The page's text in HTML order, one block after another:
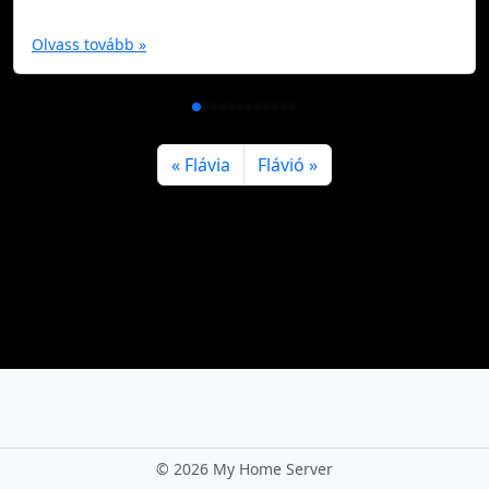
Olvass tovább »
Flávia Flávió
© 2026 My Home Server